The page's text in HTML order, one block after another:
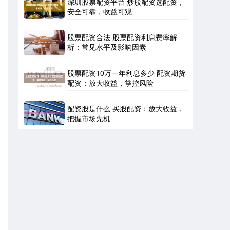
安全可靠，收益可观
股票配资合法 股票配资利息费率解
析：常见水平及影响因素
股票配资10万一年利息多少 配资期货
配资：放大收益，掌控风险
配资股是什么 买股配资：放大收益，
把握市场先机